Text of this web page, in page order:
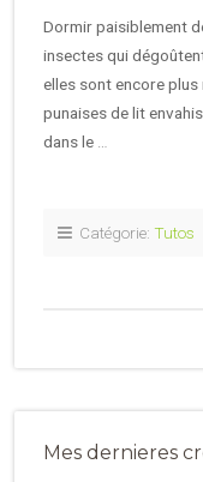
Dormir paisiblement
insectes qui
elles sont encore
punaises de lit
dans le
Catégorie: Tutos
Mes dernieres